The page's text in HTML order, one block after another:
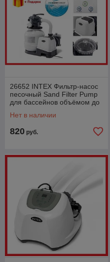
26652 INTEX Фильтр-насос
песочный Sand Filter Pump
для бассейнов объёмом до
Нет в наличии
820 руб.